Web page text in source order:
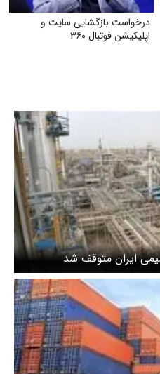
درخواست بازگشایی سایت و
اپلیکیشن فوتبال ۳۶۰
ایران متوقف شد